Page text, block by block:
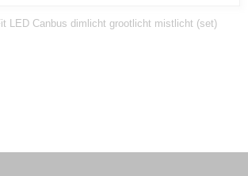
LED Canbus dimlicht grootlicht mistlicht (set)